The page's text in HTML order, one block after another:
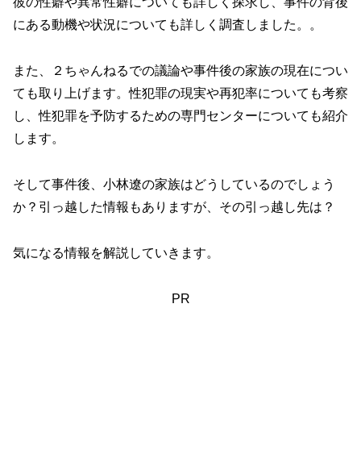
にある動機や状況についても詳しく調査しました。。
また、２ちゃんねるでの議論や事件後の家族の現在につい
ても取り上げます。性犯罪の現実や再犯率についても考察
し、性犯罪を予防するための専門センターについても紹介
します。
そして事件後、小林遼の家族はどうしているのでしょう
か？引っ越した情報もありますが、その引っ越し先は？
気になる情報を解説していきます。
PR